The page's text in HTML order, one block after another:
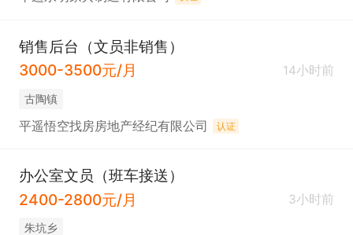
销售后台（文员非销售）
3000-3500元/月
14小时前
古陶镇
平遥悟空找房房地产经纪有限公司 认证
办公室文员（班车接送）
2400-2800元/月
3小时前
朱坑乡